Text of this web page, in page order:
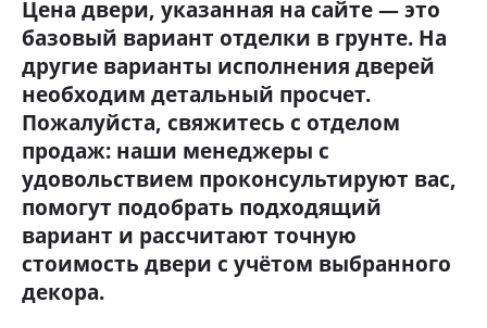
Цена двери, указанная на сайте — это
базовый вариант отделки в грунте. На
другие варианты исполнения дверей
необходим детальный просчет.
Пожалуйста, свяжитесь с отделом
продаж: наши менеджеры с
удовольствием проконсультируют вас,
помогут подобрать подходящий
вариант и рассчитают точную
стоимость двери с учётом выбранного
декора.